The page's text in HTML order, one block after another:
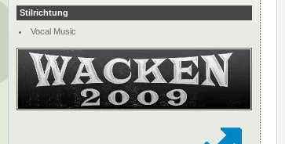
Stilrichtung
Vocal Music